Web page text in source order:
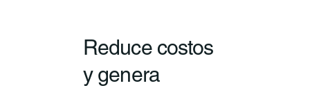
Reduce costos
y genera